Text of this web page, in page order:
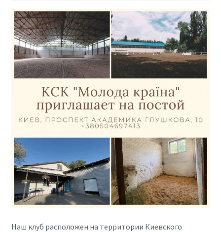
Наш клуб расположен на территории Киевского